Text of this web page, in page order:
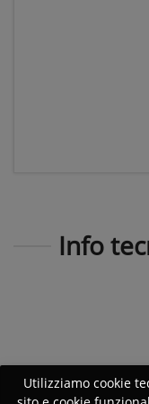
Info
Utilizziamo cookie